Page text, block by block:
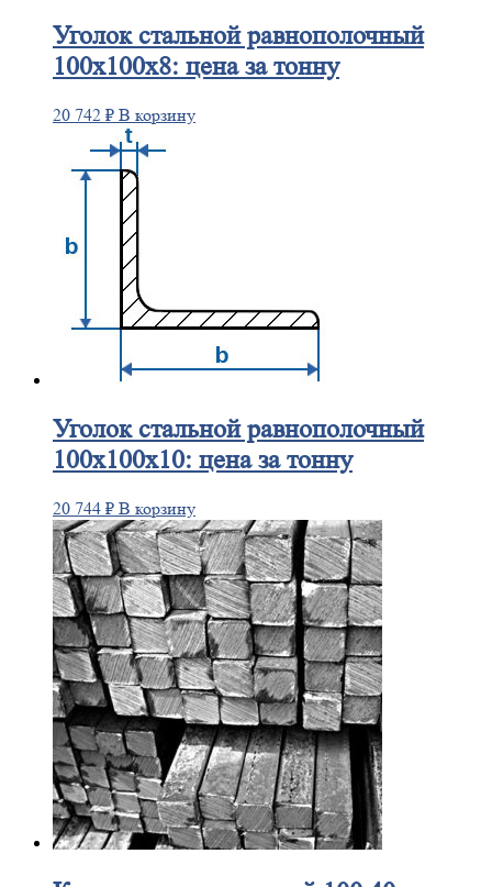
Уголокстальной равнополочный
100х100х8: цена за тонну
20 742 ₽ В корзину
Уголокстальной равнополочный
100х100х10: цена за тонну
20 744 ₽ В корзину